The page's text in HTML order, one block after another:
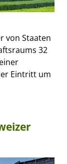
von Staaten
32
Eintritt um